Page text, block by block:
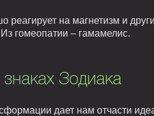
на магнетизм и
гомеопатии – гамамелис.
Зодиака
дает нам отчасти